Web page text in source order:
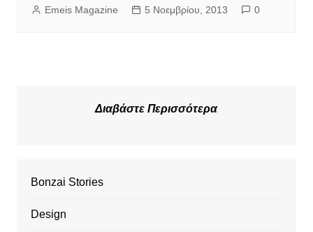
Emeis Magazine 5 Νοεμβρίου, 2013 0
Διαβάστε Περισσότερα
Bonzai Stories
Design